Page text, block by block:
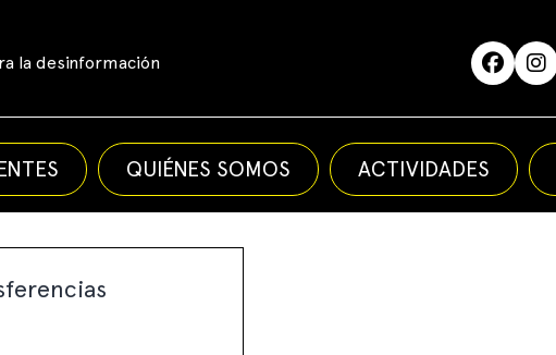
la desinformación
QUIÉNES SOMOS ACTIVIDADES